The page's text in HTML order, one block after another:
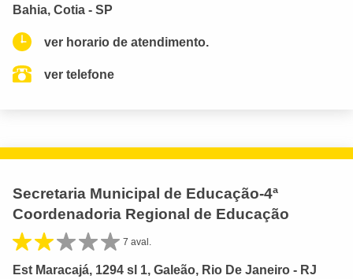
Bahia, Cotia - SP
ver horario de atendimento.
ver telefone
Secretaria Municipal de Educação-4ª
Coordenadoria Regional de Educação
7 aval.
Est Maracajá, 1294 sl 1, Galeão, Rio De Janeiro - RJ